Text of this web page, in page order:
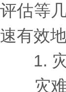
评估等
速有效
1. 灾
灾难